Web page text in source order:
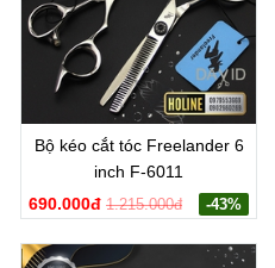
Bộ kéo cắt tóc Freelander 6
inch F-6011
690.000đ 1.215.000đ -43%